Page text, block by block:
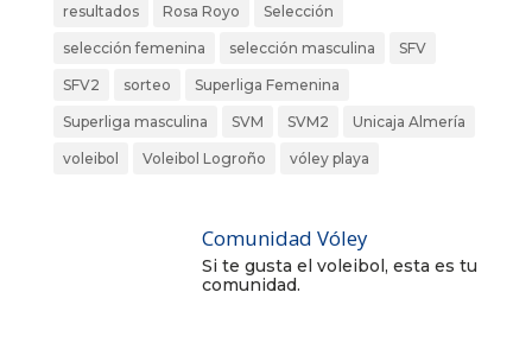
resultados Rosa Royo Selección
selección femenina selección masculina SFV
SFV2 sorteo Superliga Femenina
Superliga masculina SVM SVM2 Unicaja Almería
voleibol Voleibol Logroño vóley playa
Comunidad Vóley
Si te gusta el voleibol, esta es tu
comunidad.